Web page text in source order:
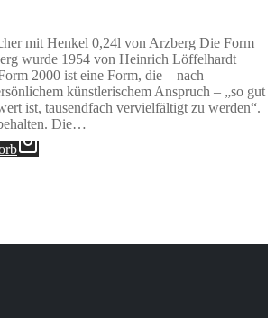
mit Henkel 0,24l von Arzberg Die Form
wurde 1954 von Heinrich Löffelhardt
2000 ist eine Form, die – nach
künstlerischem Anspruch – „so gut
ist, tausendfach vervielfältigt zu werden“.
Die…